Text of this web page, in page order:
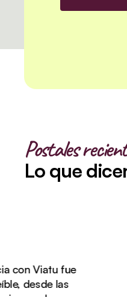
Postales
Lo que
Viatu fue
las